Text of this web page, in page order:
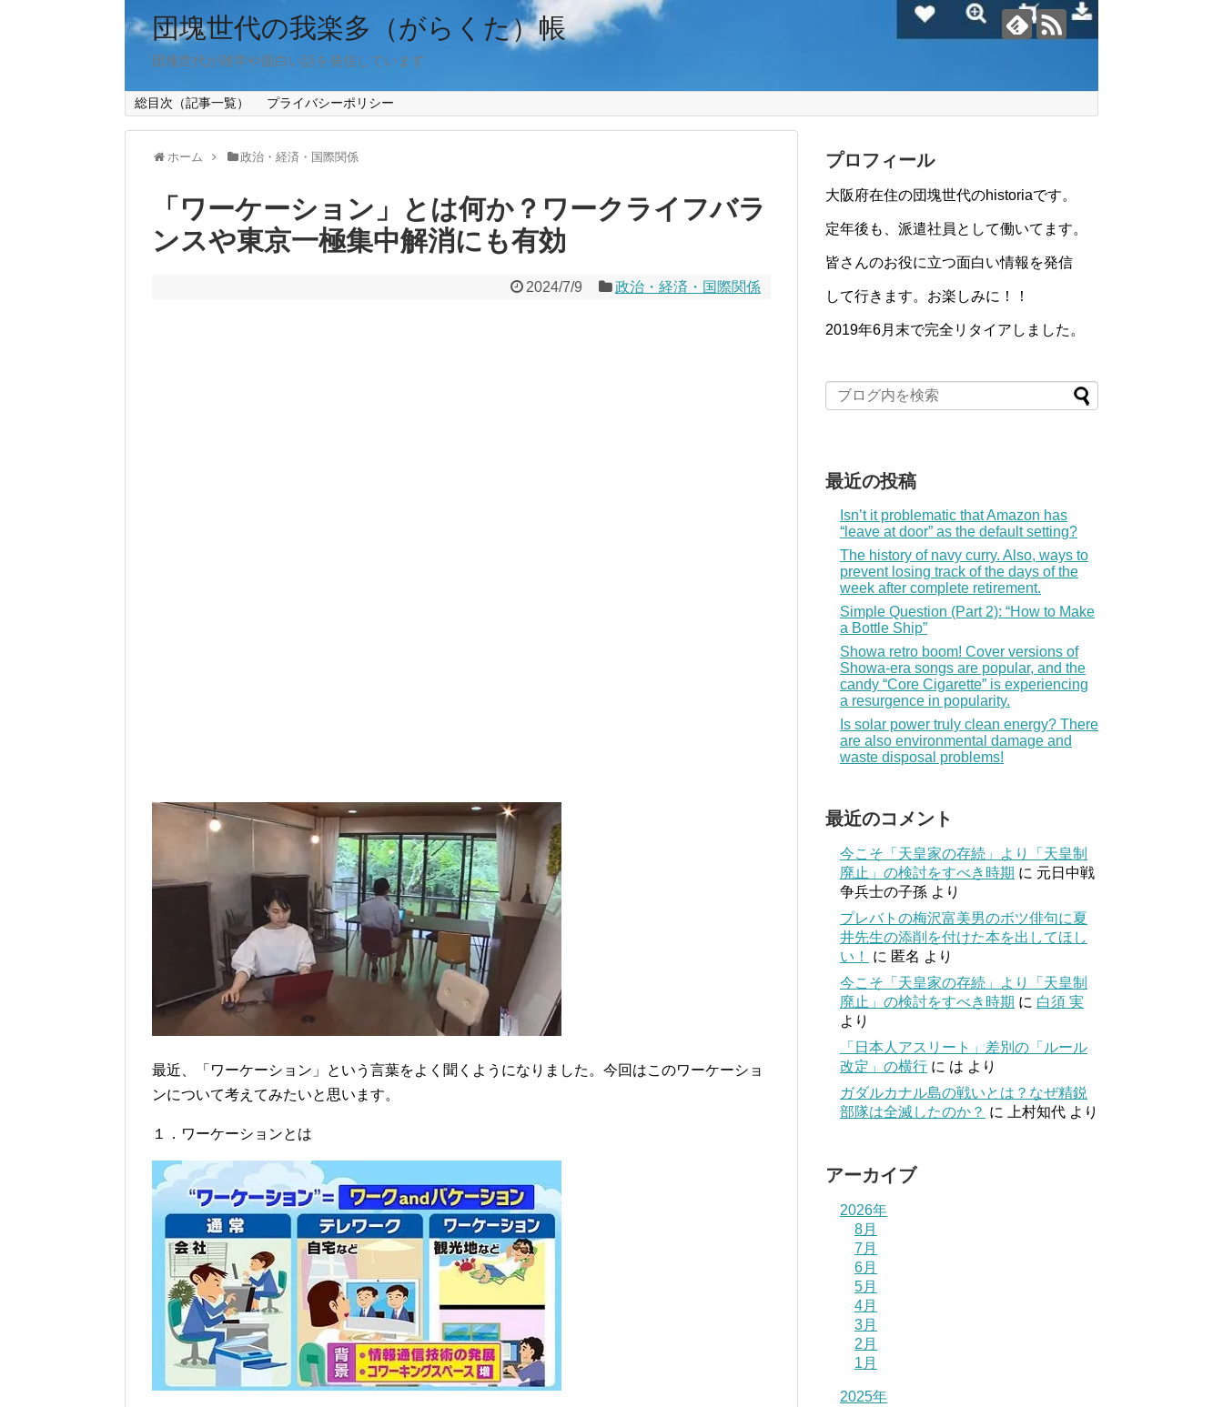
団塊世代の我楽多（がらくた）帳
団塊世代が雑学や面白い話を発信しています
総目次（記事一覧） プライバシーポリシー
ホーム 政治・経済・国際関係
「ワーケーション」とは何か？ワークライフバラ
ンスや東京一極集中解消にも有効
2024/7/9 政治・経済・国際関係
最近、「ワーケーション」という言葉をよく聞くようになりました。今回はこのワーケーショ
ンについて考えてみたいと思います。
１．ワーケーションとは
プロフィール
大阪府在住の団塊世代のhistoriaです。
定年後も、派遣社員として働いてます。
皆さんのお役に立つ面白い情報を発信
して行きます。お楽しみに！！
2019年6月末で完全リタイアしました。
最近の投稿
Isn’t it problematic that Amazon has
“leave at door” as the default setting?
The history of navy curry. Also, ways to
prevent losing track of the days of the
week after complete retirement.
Simple Question (Part 2): “How to Make
a Bottle Ship”
Showa retro boom! Cover versions of
Showa-era songs are popular, and the
candy “Core Cigarette” is experiencing
a resurgence in popularity.
Is solar power truly clean energy? There
are also environmental damage and
waste disposal problems!
最近のコメント
今こそ「天皇家の存続」より「天皇制
廃止」の検討をすべき時期 に 元日中戦
争兵士の子孫 より
プレバトの梅沢富美男のボツ俳句に夏
井先生の添削を付けた本を出してほし
い！
に 匿名 より
今こそ「天皇家の存続」より「天皇制
廃止」の検討をすべき時期 に 白須 実
より
「日本人アスリート」差別の「ルール
改定」の横行 に は より
ガダルカナル島の戦いとは？なぜ精鋭
部隊は全滅したのか？ に 上村知代 より
アーカイブ
2026年
8月
7月
6月
5月
4月
3月
2月
1月
2025年